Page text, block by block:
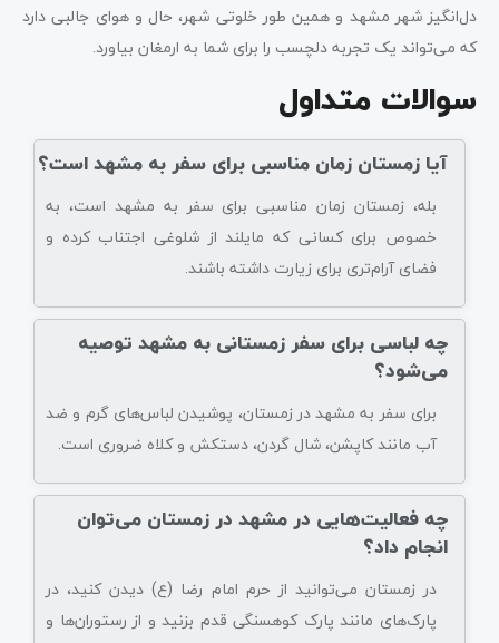
دل‌انگیز شهر مشهد و همین طور خلوتی شهر، حال و هوای جالبی دارد
که می‌تواند یک تجربه دلچسب را برای شما به ارمغان بیاورد.
سوالات متداول
آیا زمستان زمان مناسبی برای سفر به مشهد است؟
بله، زمستان زمان مناسبی برای سفر به مشهد است، به
خصوص برای کسانی که مایلند از شلوغی اجتناب کرده و
فضای آرام‌تری برای زیارت داشته باشند.
چه لباسی برای سفر زمستانی به مشهد توصیه
می‌شود؟
برای سفر به مشهد در زمستان، پوشیدن لباس‌های گرم و ضد
آب مانند کاپشن، شال گردن، دستکش و کلاه ضروری است.
چه فعالیت‌هایی در مشهد در زمستان می‌توان
انجام داد؟
در زمستان می‌توانید از حرم امام رضا (ع) دیدن کنید، در
پارک‌های مانند پارک کوهسنگی قدم بزنید و از رستوران‌ها و